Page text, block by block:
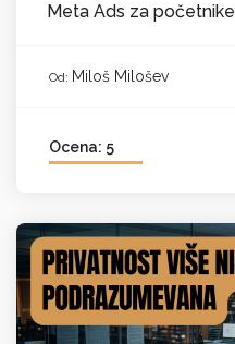
Meta Ads za početnike
Od: Miloš Milošev
Ocena: 5